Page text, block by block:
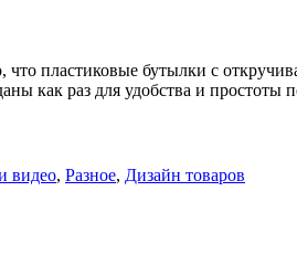
что пластиковые бутылки с
как раз для удобства и простоты
видео, Разное, Дизайн товаров